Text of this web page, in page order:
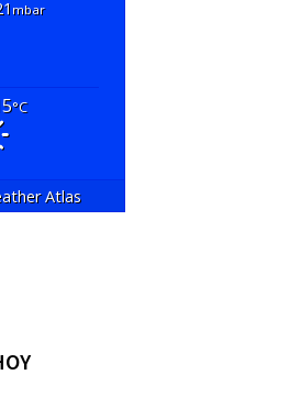
mbar
°C
Atlas